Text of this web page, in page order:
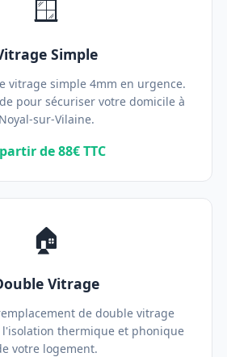
🪟
Simple
vitrage simple 4mm en urgence.
pour sécuriser votre domicile à
Noyal-sur-Vilaine.
de 88€ TTC
🏠
Vitrage
de double vitrage
l'isolation thermique et phonique
votre logement.